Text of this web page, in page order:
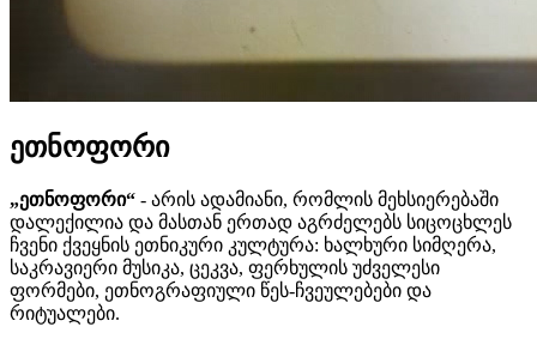
ეთნოფორი
„ეთნოფორი“ - არის ადამიანი, რომლის მეხსიერებაში
დალექილია და მასთან ერთად აგრძელებს სიცოცხლეს
ჩვენი ქვეყნის ეთნიკური კულტურა: ხალხური სიმღერა,
საკრავიერი მუსიკა, ცეკვა, ფერხულის უძველესი
ფორმები, ეთნოგრაფიული წეს-ჩვეულებები და
რიტუალები.